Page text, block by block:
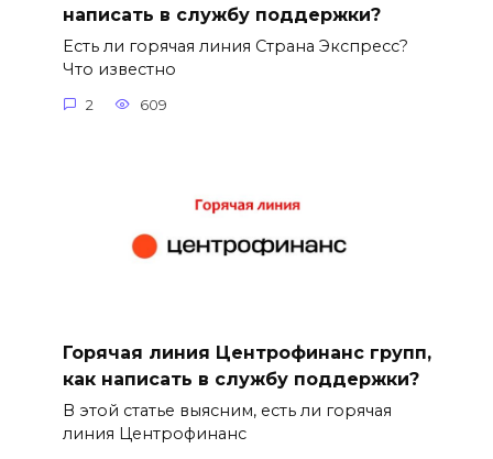
написать в службу поддержки?
Есть ли горячая линия Страна Экспресс?
Что известно
2 609
Горячая линия Центрофинанс групп,
как написать в службу поддержки?
В этой статье выясним, есть ли горячая
линия Центрофинанс